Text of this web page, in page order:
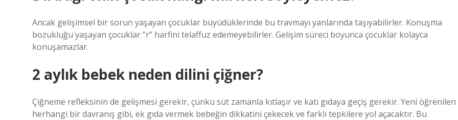
Ancak gelişimsel bir sorun yaşayan çocuklar büyüdüklerinde bu travmayı yanlarında taşıyabilirler. Konuşma
bozukluğu yaşayan çocuklar “r” harfini telaffuz edemeyebilirler. Gelişim süreci boyunca çocuklar kolayca
konuşamazlar.
2 aylık bebek neden dilini çiğner?
Çiğneme refleksinin de gelişmesi gerekir, çünkü süt zamanla kıtlaşır ve katı gıdaya geçiş gerekir. Yeni öğrenilen
herhangi bir davranış gibi, ek gıda vermek bebeğin dikkatini çekecek ve farklı tepkilere yol açacaktır. Bu